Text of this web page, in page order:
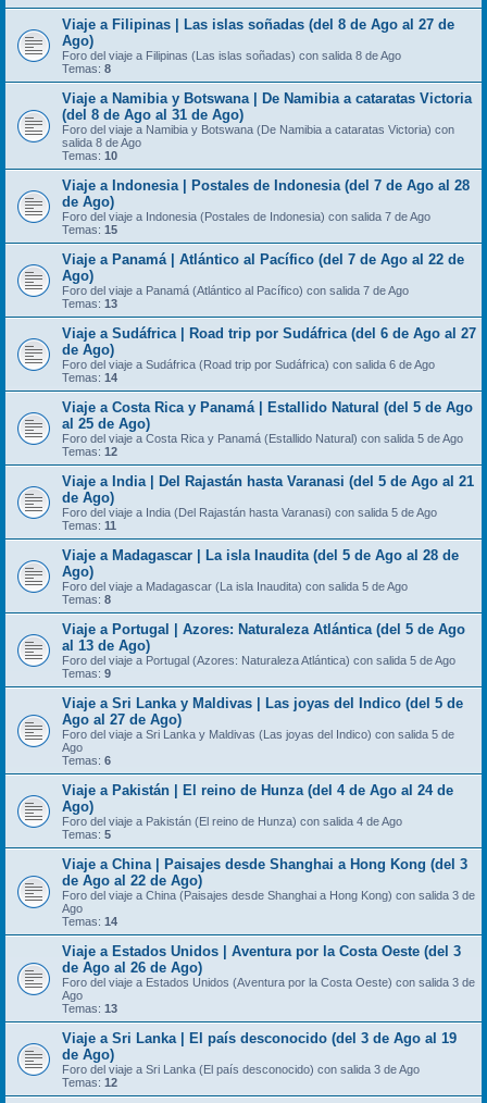
Viaje a Filipinas | Las islas soñadas (del 8 de Ago al 27 de
Ago)
Foro del viaje a Filipinas (Las islas soñadas) con salida 8 de Ago
Temas: 8
Viaje a Namibia y Botswana | De Namibia a cataratas Victoria
(del 8 de Ago al 31 de Ago)
Foro del viaje a Namibia y Botswana (De Namibia a cataratas Victoria) con
salida 8 de Ago
Temas: 10
Viaje a Indonesia | Postales de Indonesia (del 7 de Ago al 28
de Ago)
Foro del viaje a Indonesia (Postales de Indonesia) con salida 7 de Ago
Temas: 15
Viaje a Panamá | Atlántico al Pacífico (del 7 de Ago al 22 de
Ago)
Foro del viaje a Panamá (Atlántico al Pacífico) con salida 7 de Ago
Temas: 13
Viaje a Sudáfrica | Road trip por Sudáfrica (del 6 de Ago al 27
de Ago)
Foro del viaje a Sudáfrica (Road trip por Sudáfrica) con salida 6 de Ago
Temas: 14
Viaje a Costa Rica y Panamá | Estallido Natural (del 5 de Ago
al 25 de Ago)
Foro del viaje a Costa Rica y Panamá (Estallido Natural) con salida 5 de Ago
Temas: 12
Viaje a India | Del Rajastán hasta Varanasi (del 5 de Ago al 21
de Ago)
Foro del viaje a India (Del Rajastán hasta Varanasi) con salida 5 de Ago
Temas: 11
Viaje a Madagascar | La isla Inaudita (del 5 de Ago al 28 de
Ago)
Foro del viaje a Madagascar (La isla Inaudita) con salida 5 de Ago
Temas: 8
Viaje a Portugal | Azores: Naturaleza Atlántica (del 5 de Ago
al 13 de Ago)
Foro del viaje a Portugal (Azores: Naturaleza Atlántica) con salida 5 de Ago
Temas: 9
Viaje a Sri Lanka y Maldivas | Las joyas del Indico (del 5 de
Ago al 27 de Ago)
Foro del viaje a Sri Lanka y Maldivas (Las joyas del Indico) con salida 5 de
Ago
Temas: 6
Viaje a Pakistán | El reino de Hunza (del 4 de Ago al 24 de
Ago)
Foro del viaje a Pakistán (El reino de Hunza) con salida 4 de Ago
Temas: 5
Viaje a China | Paisajes desde Shanghai a Hong Kong (del 3
de Ago al 22 de Ago)
Foro del viaje a China (Paisajes desde Shanghai a Hong Kong) con salida 3 de
Ago
Temas: 14
Viaje a Estados Unidos | Aventura por la Costa Oeste (del 3
de Ago al 26 de Ago)
Foro del viaje a Estados Unidos (Aventura por la Costa Oeste) con salida 3 de
Ago
Temas: 13
Viaje a Sri Lanka | El país desconocido (del 3 de Ago al 19
de Ago)
Foro del viaje a Sri Lanka (El país desconocido) con salida 3 de Ago
Temas: 12